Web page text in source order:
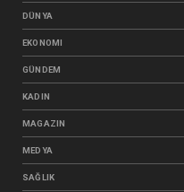
DÜNYA
EKONOMI
GÜNDEM
KADIN
MAGAZIN
MEDYA
SAĞLIK